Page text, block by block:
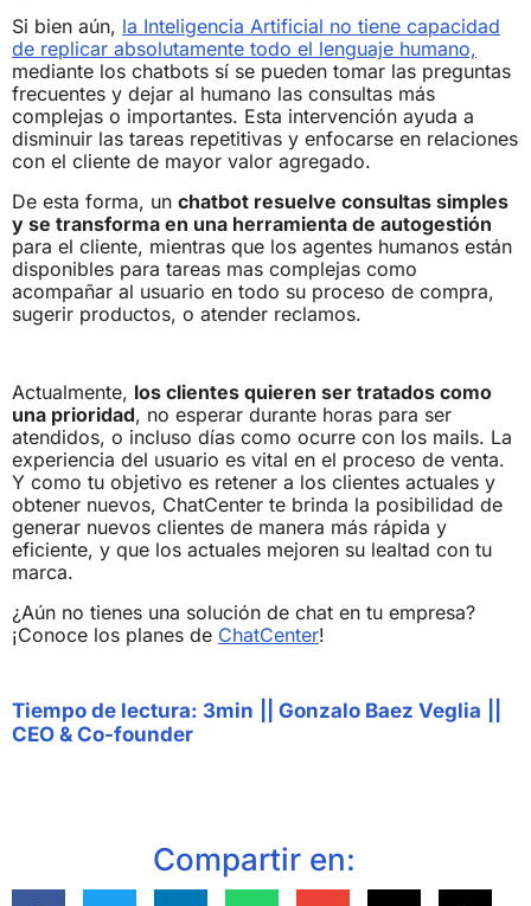
Si bien aún, la Inteligencia Artificial no tiene capacidad
de replicar absolutamente todo el lenguaje humano,
mediante los chatbots sí se pueden tomar las preguntas
frecuentes y dejar al humano las consultas más
complejas o importantes. Esta intervención ayuda a
disminuir las tareas repetitivas y enfocarse en relaciones
con el cliente de mayor valor agregado.
De esta forma, un chatbot resuelve consultas simples
y se transforma en una herramienta de autogestión
para el cliente, mientras que los agentes humanos están
disponibles para tareas mas complejas como
acompañar al usuario en todo su proceso de compra,
sugerir productos, o atender reclamos.
Actualmente, los clientes quieren ser tratados como
una prioridad, no esperar durante horas para ser
atendidos, o incluso días como ocurre con los mails. La
experiencia del usuario es vital en el proceso de venta.
Y como tu objetivo es retener a los clientes actuales y
obtener nuevos, ChatCenter te brinda la posibilidad de
generar nuevos clientes de manera más rápida y
eficiente, y que los actuales mejoren su lealtad con tu
marca.
¿Aún no tienes una solución de chat en tu empresa?
¡Conoce los planes de ChatCenter!
Tiempo de lectura: 3min Gonzalo Baez Veglia
CEO & Co-founder
Compartir en: